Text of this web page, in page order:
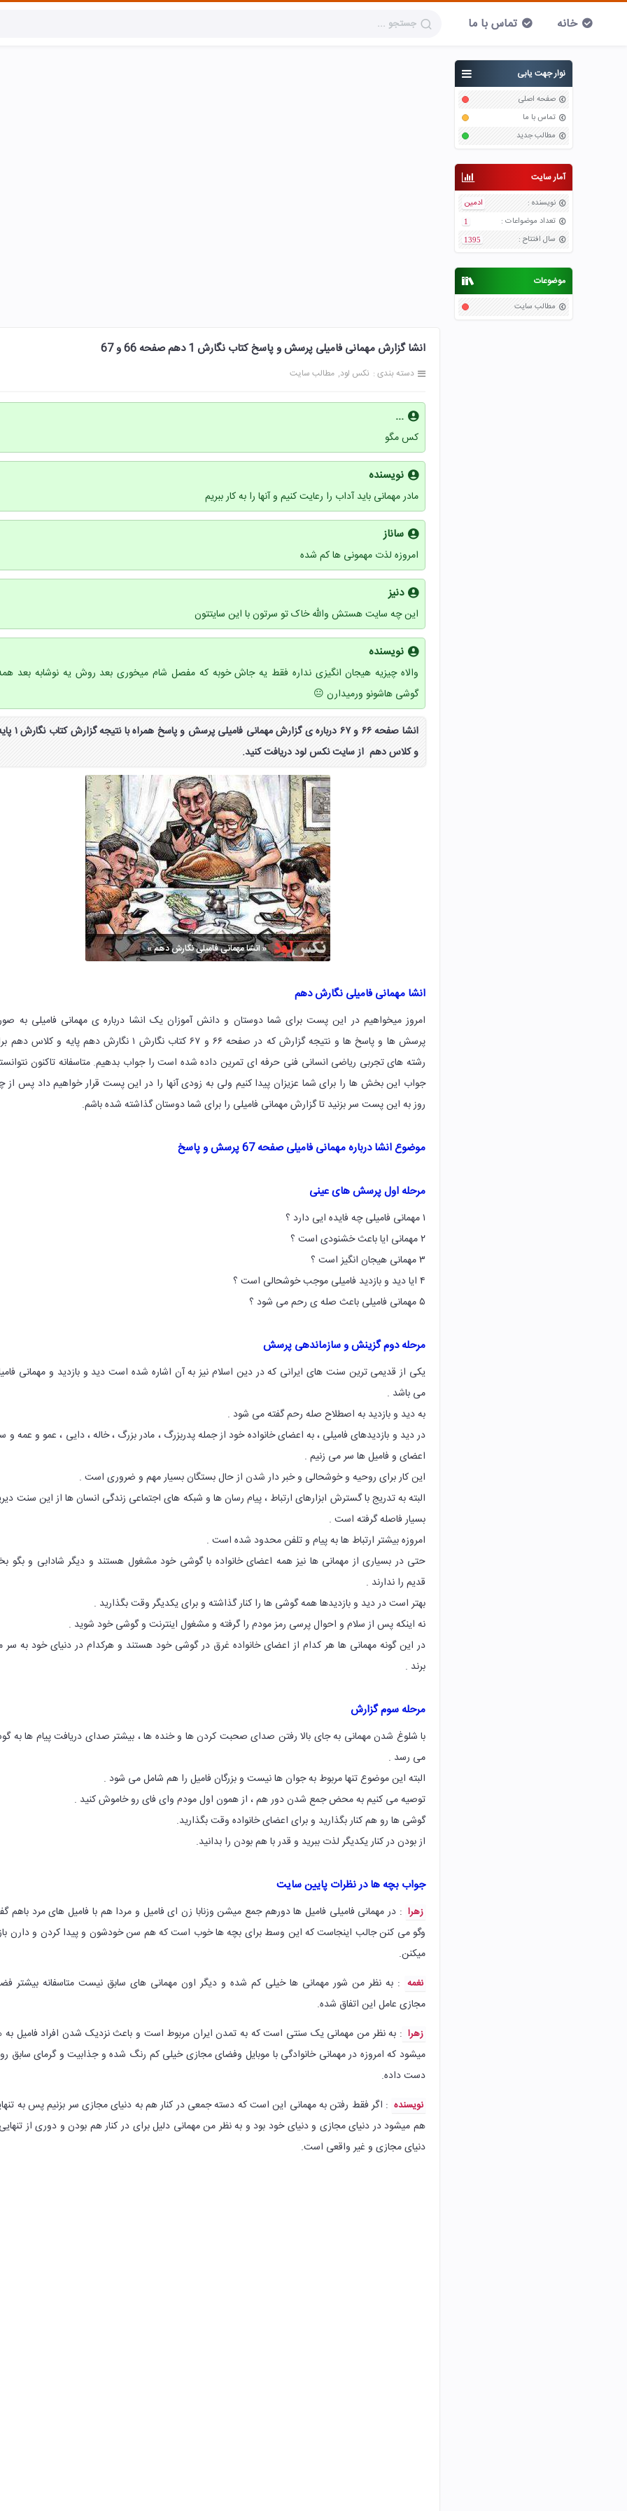
خانه تماس با ما
نوار جهت یابی
صفحه اصلی
تماس با ما
مطالب جدید
آمار سایت
نویسنده :
ادمین
تعداد موضواعات :
1
سال افتتاح :
1395
موضوعات
مطالب سایت
انشا گزارش مهمانی فامیلی پرسش و پاسخ کتاب نگارش 1 دهم صفحه 66 و 67
دسته بندی : نکس لود مطالب سایت
...
کس مگو
نویسنده
مادر مهمانی باید آداب را رعایت کنیم و آنها را به کار ببریم
ساناز
امروزه لذت مهمونی ها کم شده
دنیز
این چه سایت هستش والله خاک تو سرتون با این سایتتون
نویسنده
والاه چیزیه هیجان انگیزی نداره فقط یه جاش خوبه که مفصل شام میخوری بعد روش یه نوشابه بعد
گوشی هاشونو ورمیدارن 😐
انشا صفحه ۶۶ و ۶۷ درباره ی گزارش مهمانی فامیلی پرسش و پاسخ
و کلاس دهم از سایت نکس لود دریافت کنید.
انشا مهمانی فامیلی نگارش دهم
امروز میخواهیم در این پست برای شما دوستان و دانش آموزان یک انشا درباره ی مهمانی فامیلی به
پرسش ها و پاسخ ها و نتیجه گزارش که در صفحه ۶۶ و ۶۷ کتاب نگارش ۱ نگارش دهم پایه و کلاس
رشته های تجربی ریاضی انسانی فنی حرفه ای تمرین داده شده است را جواب بدهیم. متاسفانه تاکنون
جواب این بخش ها را برای شما عزیزان پیدا کنیم ولی به زودی آنها را در این پست قرار خواهیم داد پس از
روز به این پست سر بزنید تا گزارش مهمانی فامیلی را برای شما دوستان گذاشته شده باشم.
موضوع انشا درباره مهمانی فامیلی صفحه 67 پرسش و پاسخ
مرحله اول پرسش های عینی
۱ مهمانی فامیلی چه فایده ایی دارد ؟
۲ مهمانی ایا باعث خشنودی است ؟
۳ مهمانی هیجان انگیز است ؟
۴ ایا دید و بازدید فامیلی موجب خوشحالی است ؟
۵ مهمانی فامیلی باعث صله ی رحم می شود ؟
مرحله دوم گزینش و سازماندهی پرسش
یکی از قدیمی ترین سنت های ایرانی که در دین اسلام نیز به آن اشاره شده است دید و بازدید و مهمانی
می باشد .
به دید و بازدید به اصطلاح صله رحم گفته می شود .
در دید و بازدیدهای فامیلی ، به اعضای خانواده خود از جمله پدربزرگ ، مادر بزرگ ، خاله ، دایی ، عمو و عمه و
اعضای و فامیل ها سر می زنیم .
این کار برای روحیه و خوشحالی و خبر دار شدن از حال بستگان بسیار مهم و ضروری است .
البته به تدریج با گسترش ابزارهای ارتباط ، پیام رسان ها و شبکه های اجتماعی زندگی انسان ها از این سنت
بسیار فاصله گرفته است .
امروزه بیشتر ارتباط ها به پیام و تلفن محدود شده است .
حتی در بسیاری از مهمانی ها نیز همه اعضای خانواده با گوشی خود مشغول هستند و دیگر شادابی و بگو
قدیم را ندارند .
بهتر است در دید و بازدیدها همه گوشی ها را کنار گذاشته و برای یکدیگر وقت بگذارید .
نه اینکه پس از سلام و احوال پرسی رمز مودم را گرفته و مشغول اینترنت و گوشی خود شوید .
در این گونه مهمانی ها هر کدام از اعضای خانواده غرق در گوشی خود هستند و هرکدام در دنیای خود به سر
برند .
مرحله سوم گزارش
با شلوغ شدن مهمانی به جای بالا رفتن صدای صحبت کردن ها و خنده ها ، بیشتر صدای دریافت پیام ها به
می رسد .
البته این موضوع تنها مربوط به جوان ها نیست و بزرگان فامیل را هم شامل می شود .
توصیه می کنیم به محض جمع شدن دور هم ، از همون اول مودم وای فای رو خاموش کنید .
گوشی ها رو هم کنار بگذارید و برای اعضای خانواده وقت بگذارید.
از بودن در کنار یکدیگر لذت ببرید و قدر با هم بودن را بدانید.
جواب بچه ها در نظرات پایین سایت
زهرا : در مهمانی فامیلی فامیل ها دورهم جمع میشن وزنابا زن ای فامیل و مردا هم با فامیل های مرد باهم
وگو می کنن جالب اینجاست که این وسط برای بچه ها خوب است که هم سن خودشون و پیدا کردن و دارن
میکنن.
نغمه : به نظر من شور مهمانی ها خیلی کم شده و دیگر اون مهمانی های سابق نیست متاسفانه بیشتر
مجازی عامل این اتفاق شده.
زهرا : به نظر من مهمانی یک سنتی است که به تمدن ایران مربوط است و باعث نزدیک شدن افراد فامیل به
میشود که امروزه در مهمانی خانوادگی با موبایل وفضای مجازی خیلی کم رنگ شده و جذابیت و گرمای سابق
دست داده.
نویسنده : اگر فقط رفتن به مهمانی این است که دسته جمعی در کنار هم به دنیای مجازی سر بزنیم پس به
هم میشود در دنیای مجازی و دنیای خود بود و به نظر من مهمانی دلیل برای در کنار هم بودن و دوری از
دنیای مجازی و غیر واقعی است.